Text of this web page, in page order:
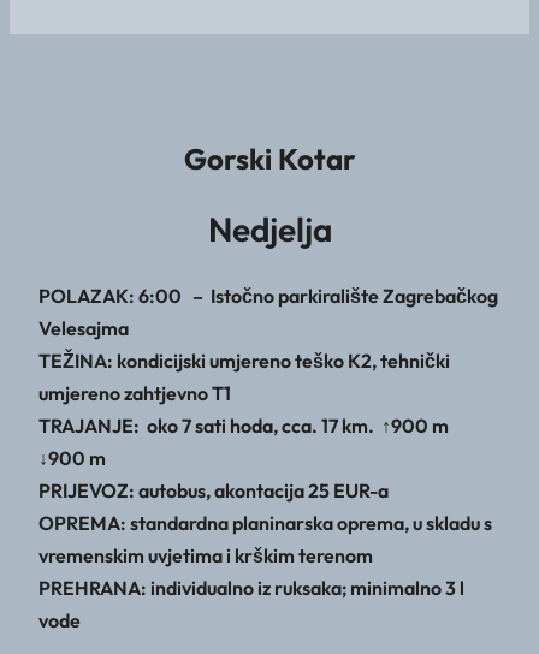
Gorski Kotar
Nedjelja
POLAZAK: 6:00 – Istočno parkiralište Zagrebačkog
Velesajma
TEŽINA: kondicijski umjereno teško K2, tehnički
umjereno zahtjevno T1
TRAJANJE: oko 7 sati hoda, cca. 17 km. ↑900 m
↓900 m
PRIJEVOZ: autobus, akontacija 25 EUR-a
OPREMA: standardna planinarska oprema, u skladu s
vremenskim uvjetima i krškim terenom
PREHRANA: individualno iz ruksaka; minimalno 3 l
vode